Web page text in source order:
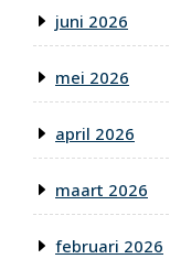
juni 2026
mei 2026
april 2026
maart 2026
februari 2026